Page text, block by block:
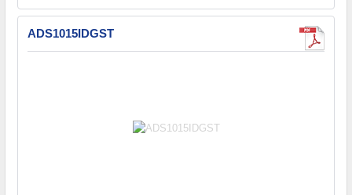
ADS1015IDGST